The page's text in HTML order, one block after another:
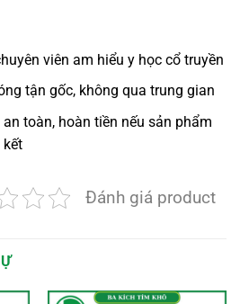
viên am hiểu y học cổ truyền
tận gốc, không qua trung gian
toàn, hoàn tiền nếu sản phẩm
kết
Đánh giá product